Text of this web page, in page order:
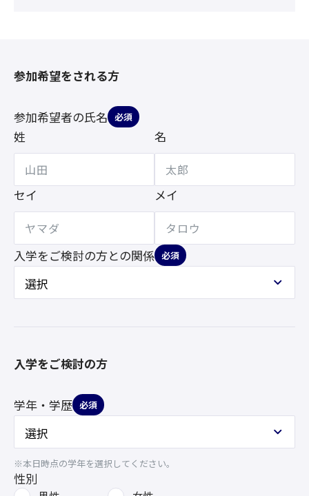
参加希望をされる方
参加希望者の氏名 必須
姓 名
セイ メイ
入学をご検討の方との関係 必須
入学をご検討の方
学年・学歴 必須
※本日時点の学年を選択してください。
性別